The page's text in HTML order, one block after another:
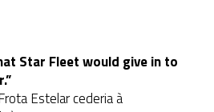
Star Fleet would give in to
Estelar cederia à